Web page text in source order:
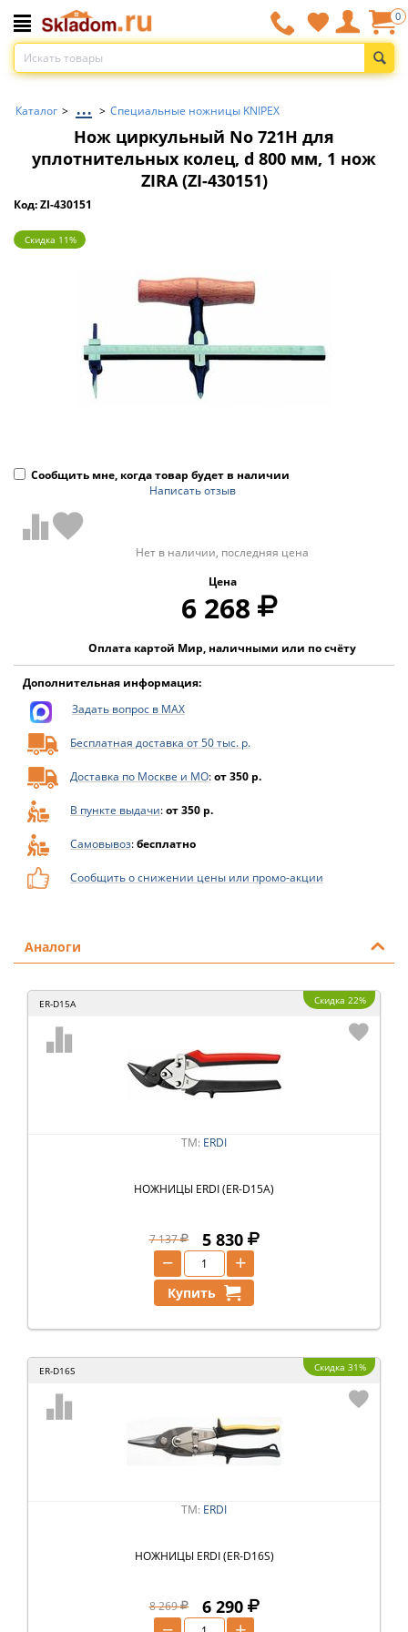
0
Каталог > ... > Специальные ножницы KNIPEX
Нож циркульный No 721H для
уплотнительных колец, d 800 мм, 1 нож
ZIRA (ZI-430151)
Код: ZI-430151
Скидка 11%
Сообщить мне, когда товар будет в наличии
Написать отзыв
Нет в наличии, последняя цена
Цена
6 268
Оплата картой Мир, наличными или по счёту
Дополнительная информация:
Задать вопрос в MAX
Бесплатная доставка от 50 тыс. р.
Доставка по Москве и МО:от 350 р.
В пункте выдачи:от 350 р.
Самовывоз:бесплатно
Сообщить о снижении цены или промо-акции
Аналоги
ER-D15A Скидка 22%
ТМ: ERDI
НОЖНИЦЫ ERDI (ER-D15A)
7 137 5 830
+
−
Купить
ER-D16S Скидка 31%
ТМ: ERDI
НОЖНИЦЫ ERDI (ER-D16S)
8 269 6 290